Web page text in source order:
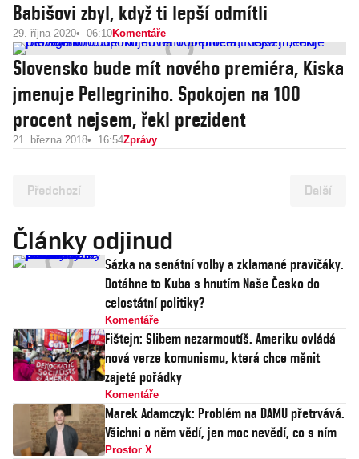
Babišovi zbyl, když ti lepší odmítli
29. října 2020 06:10Komentáře
Slovensko bude mít nového premiéra, Kiska
jmenuje Pellegriniho. Spokojen na 100
procent nejsem, řekl prezident
21. března 2018 16:54Zprávy
Předchozí Další
Články odjinud
Sázka na senátní volby a zklamané pravičáky.
Dotáhne to Kuba s hnutím Naše Česko do
celostátní politiky?
Komentáře
Fištejn: Slibem nezarmoutíš. Ameriku ovládá
nová verze komunismu, která chce měnit
zajeté pořádky
Komentáře
Marek Adamczyk: Problém na DAMU přetrvává.
Všichni o něm vědí, jen moc nevědí, co s ním
Prostor X